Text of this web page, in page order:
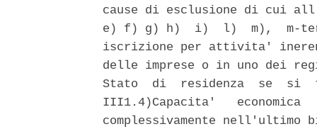
cause di esclusione di cui
e) f) g) h)  i)  l)  m),  m-
iscrizione per attivita'
delle imprese o in uno dei
Stato  di  residenza  se
III1.4)Capacita'
complessivamente nell'ultimo